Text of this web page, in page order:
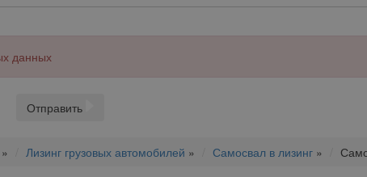
данных
Отправить
Лизинг грузовых автомобилей » Самосвал в лизинг»